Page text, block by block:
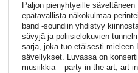
Paljon pienyhtyeille
epätavallista näkökulmaa
band -soundiin yhdistyy
sävyjä ja poliisielokuvien
sarja, joka tuo etäisesti mieleen
sävellykset. Luvassa on
musiikkia – party in the art, art